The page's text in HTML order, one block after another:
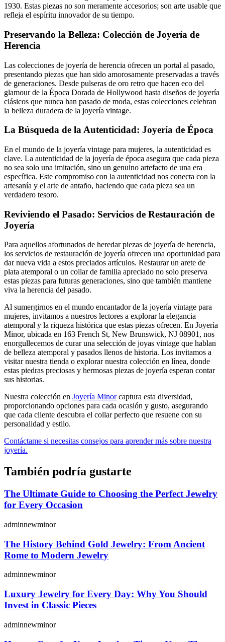
1930. Estas piezas no son meramente accesorios; son arte usable que
refleja el espíritu innovador de su tiempo.
Preservando la Belleza: Colección de Joyería de
Herencia
Las colecciones de joyería de herencia ofrecen un portal al pasado,
presentando piezas que han sido amorosamente preservadas a través
de generaciones. Desde pulseras de oro retro que hacen eco del
glamour de la Época Dorada de Hollywood hasta diseños de joyería
clásicos que nunca han pasado de moda, estas colecciones celebran
la belleza duradera de la joyería vintage.
La Búsqueda de la Autenticidad: Joyería de Época
En el mundo de la joyería vintage para mujeres, la autenticidad es
clave. La autenticidad de la joyería de época asegura que cada pieza
no sea solo una imitación, sino un genuino artefacto de una era
específica. Este compromiso con la autenticidad nos conecta con la
artesanía y el arte de antaño, haciendo que cada pieza sea un
verdadero tesoro.
Reviviendo el Pasado: Servicios de Restauración de
Joyería
Para aquellos afortunados de heredar piezas de joyería de herencia,
los servicios de restauración de joyería ofrecen una oportunidad para
dar nueva vida a estos preciados artículos. Restaurar un arete de
plata atemporal o un collar de familia apreciado no solo preserva
estas piezas para futuras generaciones, sino que también mantiene
viva la herencia del pasado.
Al sumergirnos en el mundo encantador de la joyería vintage para
mujeres, invitamos a nuestros lectores a explorar la elegancia
atemporal y la riqueza histórica que estas piezas ofrecen. En Joyería
Minor, ubicada en 163 French St, New Brunswick, NJ 08901, nos
enorgullecemos de curar una selección de joyas vintage que hablan
de belleza atemporal y pasados llenos de historia. Los invitamos a
visitar nuestra tienda o explorar nuestra colección en línea, donde
estas piedras preciosas y hermosas piezas de joyería esperan contar
sus historias.
Nuestra colección en Joyería Minorcaptura esta diversidad,
proporcionando opciones para cada ocasión y gusto, asegurando
que cada cliente descubra el collar perfecto que resuene con su
personalidad y estilo.
Contáctame si necesitas consejos para aprender más sobre nuestra
joyería.
También podría gustarte
The Ultimate Guide to Choosing the Perfect Jewelry
for Every Occasion
adminnewminor
The History Behind Gold Jewelry: From Ancient
Rome to Modern Jewelry
adminnewminor
Luxury Jewelry for Every Day: Why You Should
Invest in Classic Pieces
adminnewminor